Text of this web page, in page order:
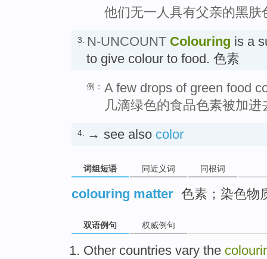
他们无一人具有父亲的黑肤
3. N-UNCOUNT Colouring is a
to give colour to food. 色素
例： A few drops of green food
几滴绿色的食品色素被加进
4. → see also color
词组短语 同近义词 同根词
colouring matter 色素；染色物
双语例句 权威例句
Other countries vary the